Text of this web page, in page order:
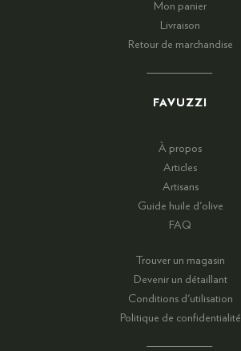
Mon panier
Livraison
Retour de marchandise
FAVUZZI
À propos
Articles
Artisans
Guide huile d'olive
FAQ
Trouver un magasin
Devenir un détaillant
Conditions d'utilisation
Politique de confidentialité